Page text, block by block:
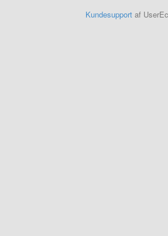
Kundesupport af